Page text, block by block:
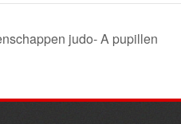
judo- A pupillen